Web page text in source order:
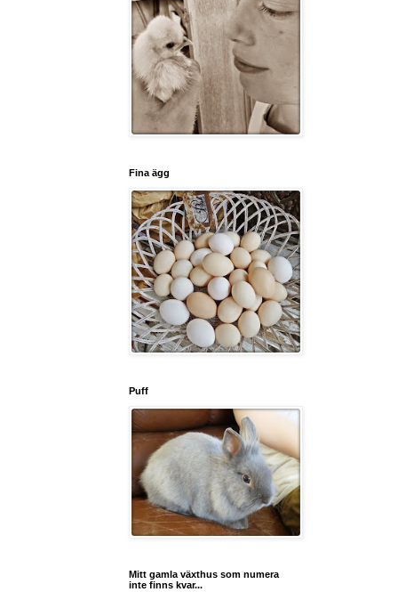
Fina ägg
Puff
Mitt gamla växthus som numera
inte finns kvar...